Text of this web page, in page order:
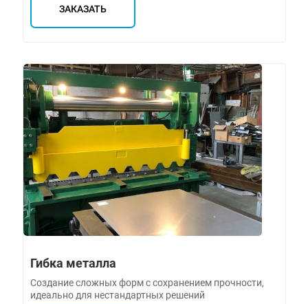
ЗАКАЗАТЬ
Гибка металла
Создание сложных форм с сохранением прочности,
идеально для нестандартных решений